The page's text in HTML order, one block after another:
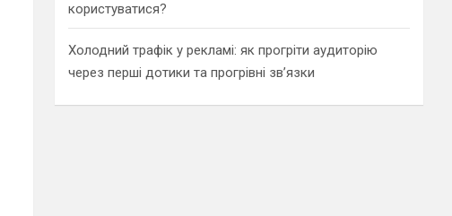
користуватися?
Холодний трафік у рекламі: як прогріти аудиторію
через перші дотики та прогрівні зв’язки